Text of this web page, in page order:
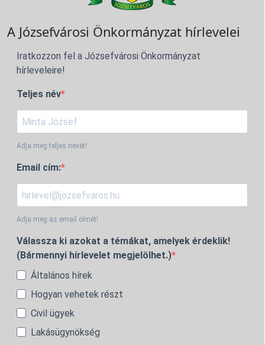
A Józsefvárosi Önkormányzat hírlevelei
Iratkozzon fel a Józsefvárosi Önkormányzat
hírleveleire!
Teljes név
Adja meg teljes nevét!
Email cím:
Adja meg az email címét!
Válassza ki azokat a témákat, amelyek érdeklik!
(Bármennyi hírlevelet megjelölhet.)
Általános hírek
Hogyan vehetek részt
Civil ügyek
Lakásügynökség